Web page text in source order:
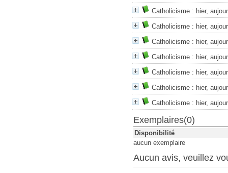
Catholicisme : hier,
Catholicisme : hier,
Catholicisme : hier,
Catholicisme : hier,
Catholicisme : hier,
Catholicisme : hier,
Catholicisme : hier,
Exemplaires(0)
Disponibilité
aucun exemplaire
Aucun avis, veuillez